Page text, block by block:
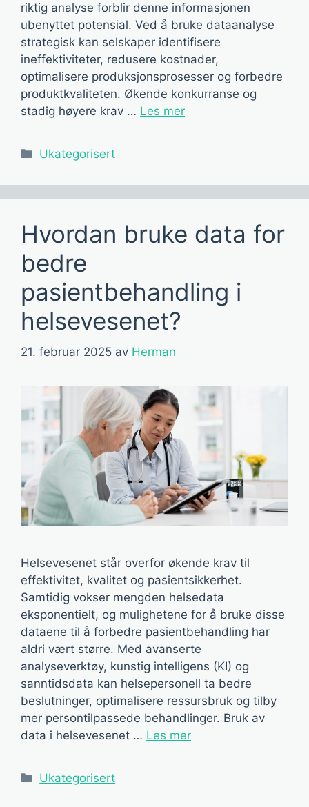
riktig analyse forblir denne informasjonen
ubenyttet potensial. Ved å bruke dataanalyse
strategisk kan selskaper identifisere
ineffektiviteter, redusere kostnader,
optimalisere produksjonsprosesser og forbedre
produktkvaliteten. Økende konkurranse og
stadig høyere krav … Les mer
Kategorier
Ukategorisert
Hvordan bruke data for
bedre
pasientbehandling i
helsevesenet?
21. februar 2025 av Herman
Helsevesenet står overfor økende krav til
effektivitet, kvalitet og pasientsikkerhet.
Samtidig vokser mengden helsedata
eksponentielt, og mulighetene for å bruke disse
dataene til å forbedre pasientbehandling har
aldri vært større. Med avanserte
analyseverktøy, kunstig intelligens (KI) og
sanntidsdata kan helsepersonell ta bedre
beslutninger, optimalisere ressursbruk og tilby
mer persontilpassede behandlinger. Bruk av
data i helsevesenet … Les mer
Kategorier
Ukategorisert